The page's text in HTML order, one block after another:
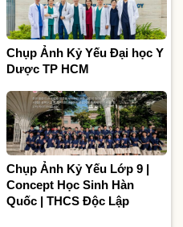
Chụp Ảnh Kỷ Yếu Đại học Y
Dược TP HCM
Chụp Ảnh Kỷ Yếu Lớp 9 |
Concept Học Sinh Hàn
Quốc | THCS Độc Lập